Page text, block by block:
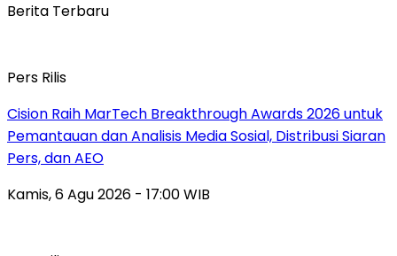
Berita Terbaru
Pers Rilis
Cision Raih MarTech Breakthrough Awards 2026 untuk
Pemantauan dan Analisis Media Sosial, Distribusi Siaran
Pers, dan AEO
Kamis, 6 Agu 2026 - 17:00 WIB